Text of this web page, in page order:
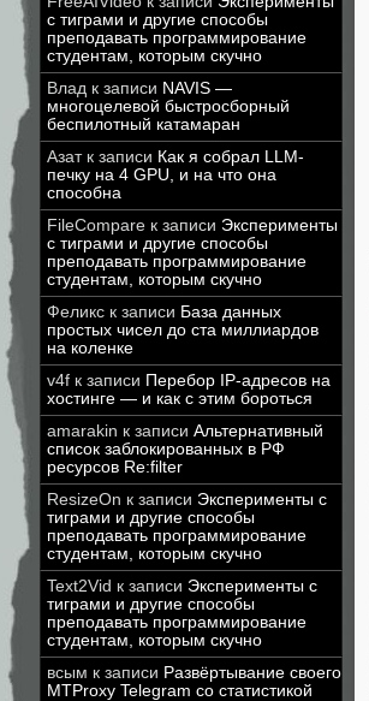
с тиграми и другие способы
преподавать программирование
студентам, которым скучно
Влад к записи NAVIS —
многоцелевой быстросборный
беспилотный катамаран
Азатк записи Как я собрал LLM-
печку на 4 GPU, и на что она
способна
FileCompare к записи Эксперименты
с тиграми и другие способы
преподавать программирование
студентам, которым скучно
Феликс к записи База данных
простых чисел до ста миллиардов
на коленке
v4f к записи Перебор IP-адресов на
хостинге — и как с этим бороться
amarakin к записи Альтернативный
список заблокированных в РФ
ресурсов Re:filter
ResizeOn к записи Эксперименты с
тиграми и другие способы
преподавать программирование
студентам, которым скучно
Text2Vid к записи Эксперименты с
тиграми и другие способы
преподавать программирование
студентам, которым скучно
всым к записи Развёртывание своего
MTProxy Telegram со статистикой